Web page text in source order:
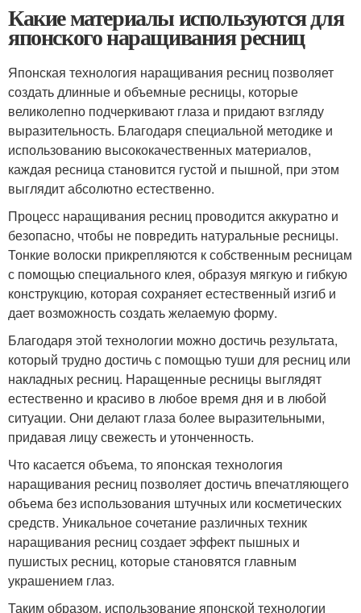
Какие материалы используются для
японского наращивания ресниц
Японская технология наращивания ресниц позволяет
создать длинные и объемные ресницы, которые
великолепно подчеркивают глаза и придают взгляду
выразительность. Благодаря специальной методике и
использованию высококачественных материалов,
каждая ресница становится густой и пышной, при этом
выглядит абсолютно естественно.
Процесс наращивания ресниц проводится аккуратно и
безопасно, чтобы не повредить натуральные ресницы.
Тонкие волоски прикрепляются к собственным ресницам
с помощью специального клея, образуя мягкую и гибкую
конструкцию, которая сохраняет естественный изгиб и
дает возможность создать желаемую форму.
Благодаря этой технологии можно достичь результата,
который трудно достичь с помощью туши для ресниц или
накладных ресниц. Наращенные ресницы выглядят
естественно и красиво в любое время дня и в любой
ситуации. Они делают глаза более выразительными,
придавая лицу свежесть и утонченность.
Что касается объема, то японская технология
наращивания ресниц позволяет достичь впечатляющего
объема без использования штучных или косметических
средств. Уникальное сочетание различных техник
наращивания ресниц создает эффект пышных и
пушистых ресниц, которые становятся главным
украшением глаз.
Таким образом, использование японской технологии